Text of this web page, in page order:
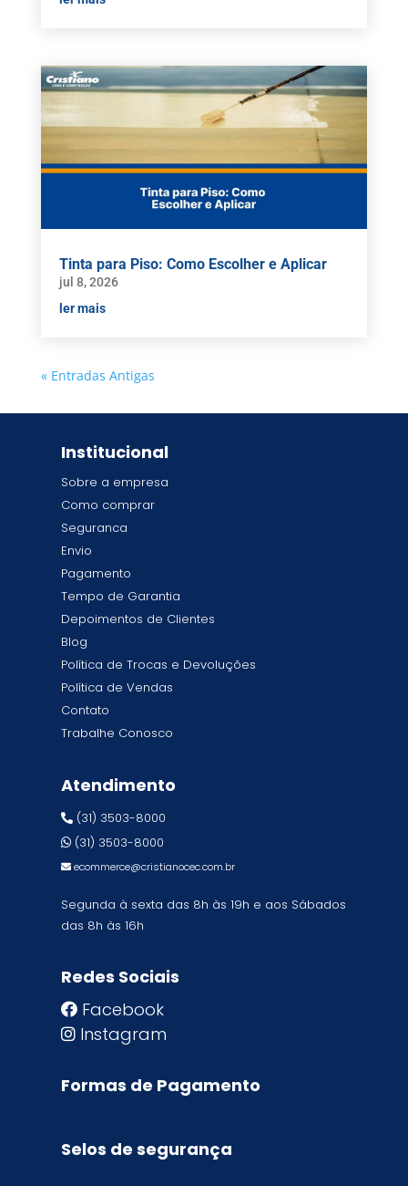
Tinta para Piso: Como Escolher e Aplicar
jul 8, 2026
ler mais
« Entradas Antigas
Institucional
Sobre a empresa
Como comprar
Seguranca
Envio
Pagamento
Tempo de Garantia
Depoimentos de Clientes
Blog
Política de Trocas e Devoluções
Política de Vendas
Contato
Trabalhe Conosco
Atendimento
(31) 3503-8000
(31) 3503-8000
ecommerce@cristianocec.com.br
Segunda à sexta das 8h às 19h e aos Sábados
das 8h às 16h
Redes Sociais
Facebook
Instagram
Formas de Pagamento
Selos de segurança